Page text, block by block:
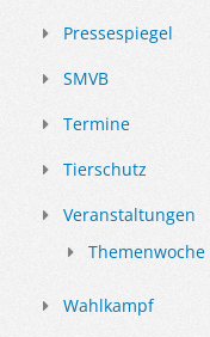
Pressespiegel
SMVB
Termine
Tierschutz
Veranstaltungen
Themenwoche
Wahlkampf